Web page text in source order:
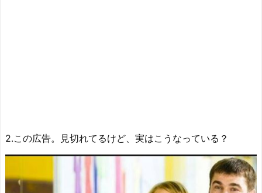
2.この広告。見切れてるけど、実はこうなっている？